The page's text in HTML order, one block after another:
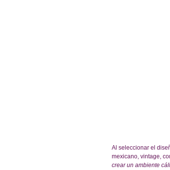
Al seleccionar el
mexicano, vintage,
crear un ambiente